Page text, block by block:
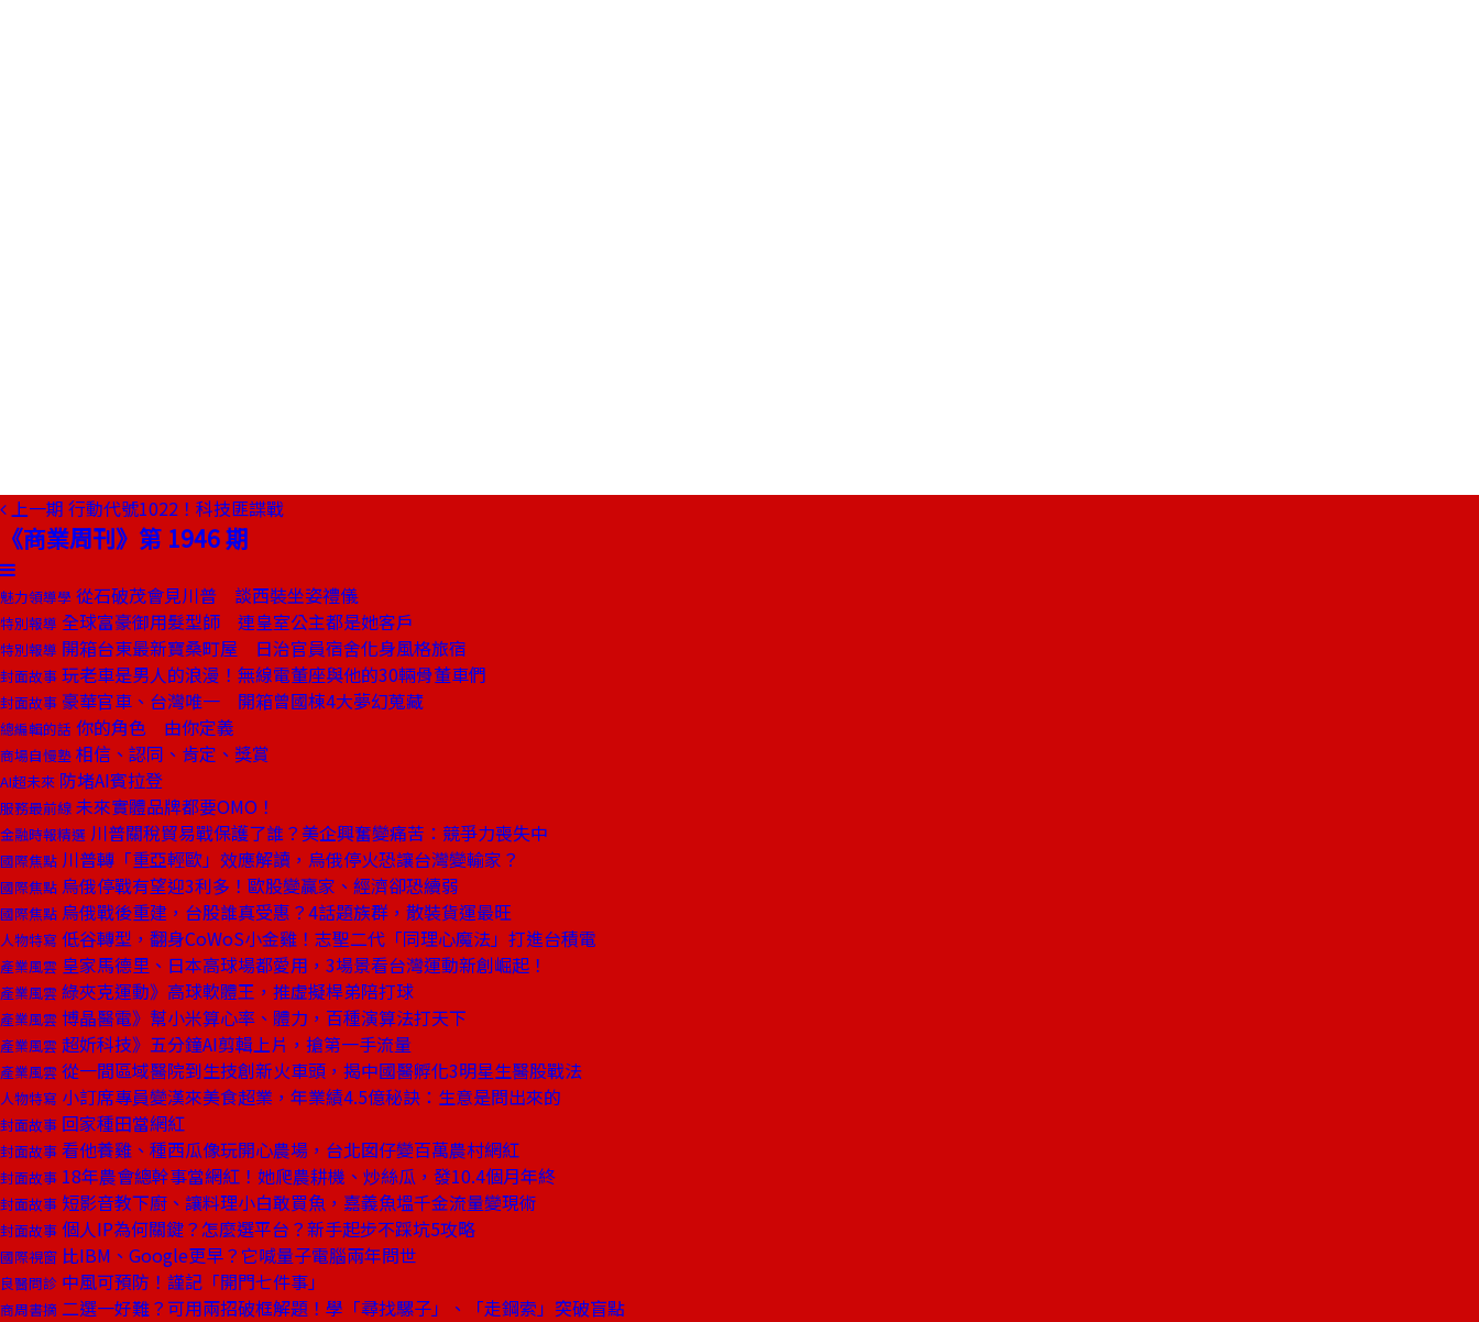
上一期 行動代號1022！科技匪諜戰
《商業周刊》第 1946 期
魅力領導學 從石破茂會見川普 談西裝坐姿禮儀
特別報導 全球富豪御用髮型師 連皇室公主都是她客戶
特別報導 開箱台東最新寶桑町屋 日治官員宿舍化身風格旅宿
封面故事 玩老車是男人的浪漫！無線電董座與他的30輛骨董車們
封面故事 豪華官車、台灣唯一 開箱曾國棟4大夢幻蒐藏
總編輯的話 你的角色 由你定義
商場自慢塾 相信、認同、肯定、獎賞
AI超未來 防堵AI賓拉登
服務最前線 未來實體品牌都要OMO！
金融時報精選 川普關稅貿易戰保護了誰？美企興奮變痛苦：競爭力喪失中
國際焦點 川普轉「重亞輕歐」效應解讀，烏俄停火恐讓台灣變輸家？
國際焦點 烏俄停戰有望迎3利多！歐股變贏家、經濟卻恐續弱
國際焦點 烏俄戰後重建，台股誰真受惠？4話題族群，散裝貨運最旺
人物特寫 低谷轉型，翻身CoWoS小金雞！志聖二代「同理心魔法」打進台積電
產業風雲 皇家馬德里、日本高球場都愛用，3場景看台灣運動新創崛起！
產業風雲 綠夾克運動》高球軟體王，推虛擬桿弟陪打球
產業風雲 博晶醫電》幫小米算心率、體力，百種演算法打天下
產業風雲 超妡科技》五分鐘AI剪輯上片，搶第一手流量
產業風雲 從一間區域醫院到生技創新火車頭，揭中國醫孵化3明星生醫股戰法
人物特寫 小訂席專員變漢來美食超業，年業績4.5億秘訣：生意是問出來的
封面故事 回家種田當網紅
封面故事 看他養雞、種西瓜像玩開心農場，台北囡仔變百萬農村網紅
封面故事 18年農會總幹事當網紅！她爬農耕機、炒絲瓜，發10.4個月年終
封面故事 短影音教下廚、讓料理小白敢買魚，嘉義魚塭千金流量變現術
封面故事 個人IP為何關鍵？怎麼選平台？新手起步不踩坑5攻略
國際視窗 比IBM、Google更早？它喊量子電腦兩年問世
良醫問診 中風可預防！謹記「開門七件事」
商周書摘 二選一好難？可用兩招破框解題！學「尋找騾子」、「走鋼索」突破盲點